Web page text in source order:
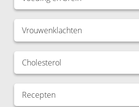
Vrouwenklachten
Cholesterol
Recepten